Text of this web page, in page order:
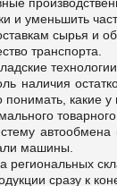
и уменьшить
сырья и
транспорта.
наличия
какие у
товарного
машины.
региональных
сразу к